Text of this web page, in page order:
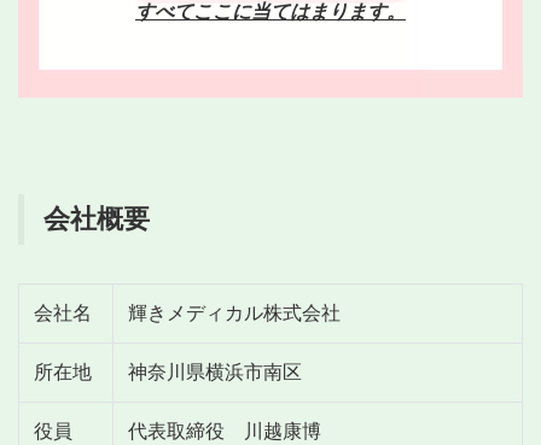
すべてここに当てはまります。
会社概要
会社名 輝きメディカル株式会社
所在地 神奈川県横浜市南区
役員 代表取締役 川越康博